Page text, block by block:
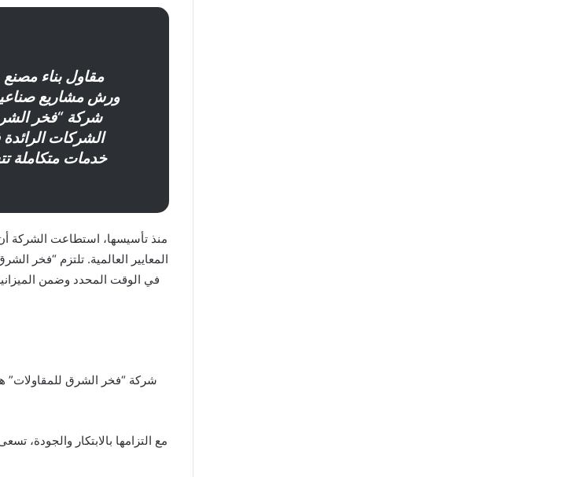
مقاول بناء مصنع
ورش مشاريع صناعيه
شركة “فخر
الشركات
خدمات متكاملة
منذ تأسيسها، استطاعت الشركة
المعايير العالمية. تلتزم “فخر
في الوقت المحدد وضمن
شركة “فخر الشرق للمقاولات”
مع التزامها بالابتكار والجودة،